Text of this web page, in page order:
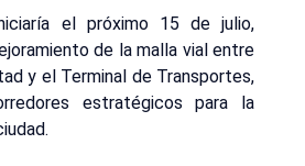
el próximo 15 de julio,
de la malla vial entre
y el Terminal de Transportes,
estratégicos para la